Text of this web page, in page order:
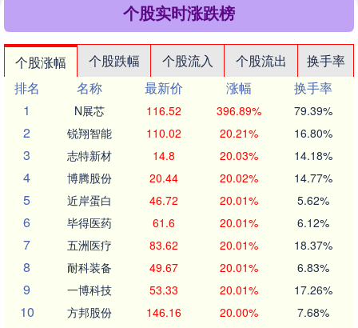
个股实时涨跌榜
个股涨幅 个股跌幅 个股流入 个股流出
换手率
排名
名称 最新价 涨幅
换手率
1
N展芯 116.52 396.89% 79.39%
2 锐翔智能 110.02 20.21% 16.80%
3 志特新材 14.8 20.03% 14.18%
4 博腾股份 20.44 20.02% 14.77%
5 近岸蛋白 46.72 20.01% 5.62%
6 毕得医药 61.6 20.01% 6.12%
7 五洲医疗 83.62 20.01% 18.37%
8 耐科装备 49.67 20.01% 6.83%
9 一博科技 53.33 20.01% 17.26%
10 方邦股份 146.16 20.00% 7.68%